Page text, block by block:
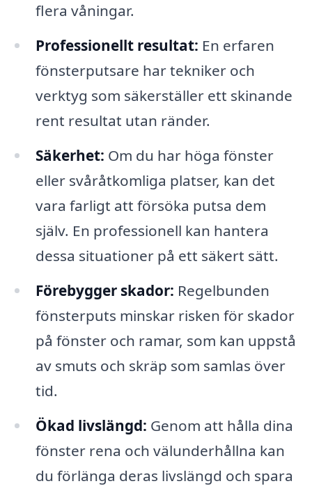
flera våningar.
Professionellt resultat: En erfaren
fönsterputsare har tekniker och
verktyg som säkerställer ett skinande
rent resultat utan ränder.
Säkerhet: Om du har höga fönster
eller svåråtkomliga platser, kan det
vara farligt att försöka putsa dem
själv. En professionell kan hantera
dessa situationer på ett säkert sätt.
Förebygger skador: Regelbunden
fönsterputs minskar risken för skador
på fönster och ramar, som kan uppstå
av smuts och skräp som samlas över
tid.
Ökad livslängd: Genom att hålla dina
fönster rena och välunderhållna kan
du förlänga deras livslängd och spara